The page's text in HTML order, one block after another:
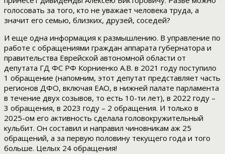
голосовать за того, кто не уважает человека труда, а
значит его семью, близких, друзей, соседей?
И еще одна информация к размышлению. В управление по
работе с обращениями граждан аппарата губернатора и
правительства Еврейской автономной области от
депутата ГД ФС РФ Корниенко А.В. в 2021 году поступило
1 обращение (напомним, этот депутат представляет часть
регионов ДФО, включая ЕАО, в нижней палате парламента
в течение двух созывов, то есть 10-ти лет), в 2022 году –
3 обращения, в 2023 году – 2 обращения. И только в
2025-ом его активность сделала головокружительный
кульбит. Он составил и направил чиновникам аж 25
обращений, а за первую половину текущего года и того
больше. Целых 24 обращения!